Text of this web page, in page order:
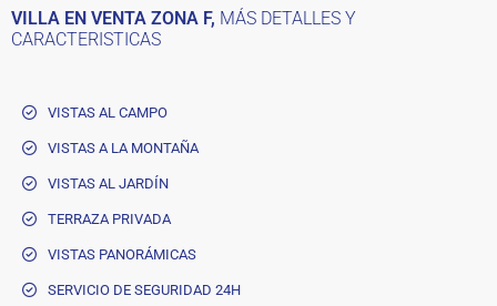
VILLA EN VENTA ZONA F, MÁS DETALLES Y
CARACTERISTICAS
VISTAS AL CAMPO
VISTAS A LA MONTAÑA
VISTAS AL JARDÍN
TERRAZA PRIVADA
VISTAS PANORÁMICAS
SERVICIO DE SEGURIDAD 24H